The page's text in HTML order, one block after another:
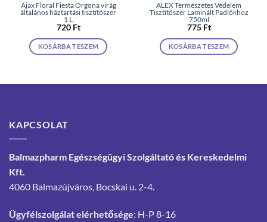
Ajax Floral Fiesta Orgona virág
általános háztartási tisztítószer
1 L
720 Ft
KOSÁRBA TESZEM
ALEX Természetes Védelem
Tisztítószer Laminált Padlókhoz
750ml
775 Ft
KOSÁRBA TESZEM
KAPCSOLAT
Balmazpharm Egészségügyi Szolgáltató és Kereskedelmi
Kft.
4060 Balmazújváros, Bocskai u. 2-4.
Ügyfélszolgálat elérhetősége: H-P 8-16